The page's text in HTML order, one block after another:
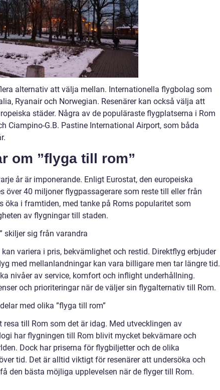
alternativ att välja mellan. Internationella flygbolag som
Ryanair och Norwegian. Resenärer kan också välja att
städer. Några av de populäraste flygplatserna i Rom
Ciampino-G.B. Pastine International Airport, som båda
om ”flyga till rom”
år är imponerande. Enligt Eurostat, den europeiska
över 40 miljoner flygpassagerare som reste till eller från
öka i framtiden, med tanke på Roms popularitet som
av flygningar till staden.
skiljer sig från varandra
variera i pris, bekvämlighet och restid. Direktflyg erbjuder
med mellanlandningar kan vara billigare men tar längre tid.
nivåer av service, komfort och inflight underhållning.
och prioriteringar när de väljer sin flygalternativ till Rom.
med olika ”flyga till rom”
till Rom som det är idag. Med utvecklingen av
har flygningen till Rom blivit mycket bekvämare och
Dock har priserna för flygbiljetter och de olika
tid. Det är alltid viktigt för resenärer att undersöka och
den bästa möjliga upplevelsen när de flyger till Rom.